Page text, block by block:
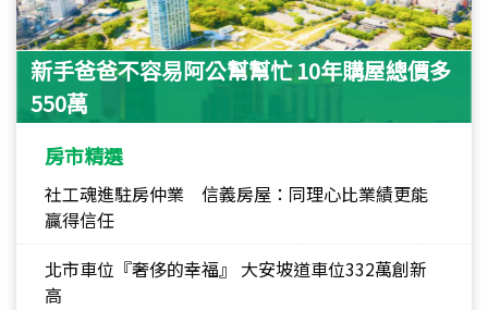
新手爸爸不容易阿公幫幫忙 10年購屋總價多
550萬
房市精選
社工魂進駐房仲業 信義房屋：同理心比業績更能
贏得信任
北市車位『奢侈的幸福』 大安坡道車位332萬創新
高